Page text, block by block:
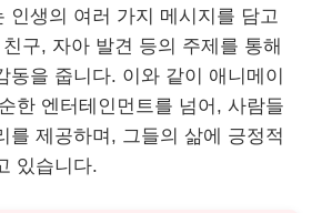
인생의 여러 가지 메시지를 담고
구, 자아 발견 등의 주제를 통해
동을 줍니다. 이와 같이 애니메이
한 엔터테인먼트를 넘어, 사람들
를 제공하며, 그들의 삶에 긍정적
있습니다.